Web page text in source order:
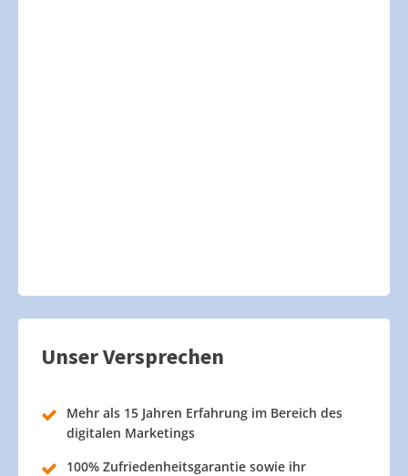
Unser Versprechen
Mehr als 15 Jahren Erfahrung im Bereich des
digitalen Marketings
100% Zufriedenheitsgarantie sowie ihr